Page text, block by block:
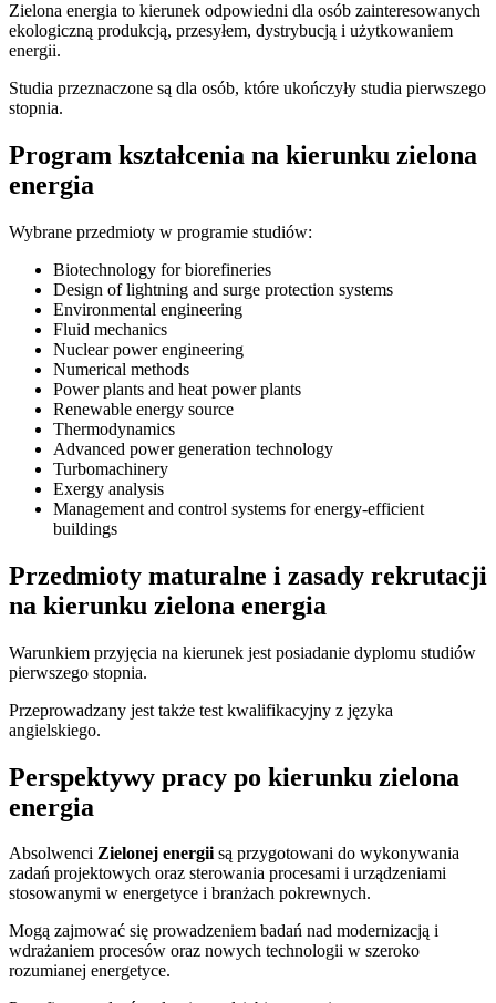
Zielona energia to kierunek odpowiedni dla osób zainteresowanych
ekologiczną produkcją, przesyłem, dystrybucją i użytkowaniem
energii.
Studia przeznaczone są dla osób, które ukończyły studia pierwszego
stopnia.
Program kształcenia na kierunku zielona
energia
Wybrane przedmioty w programie studiów:
Biotechnology for biorefineries
Design of lightning and surge protection systems
Environmental engineering
Fluid mechanics
Nuclear power engineering
Numerical methods
Power plants and heat power plants
Renewable energy source
Thermodynamics
Advanced power generation technology
Turbomachinery
Exergy analysis
Management and control systems for energy-efficient
buildings
Przedmioty maturalne i zasady rekrutacji
na kierunku zielona energia
Warunkiem przyjęcia na kierunek jest posiadanie dyplomu studiów
pierwszego stopnia.
Przeprowadzany jest także test kwalifikacyjny z języka
angielskiego.
Perspektywy pracy po kierunku zielona
energia
Absolwenci Zielonej energiisą przygotowani do wykonywania
zadań projektowych oraz sterowania procesami i urządzeniami
stosowanymi w energetyce i branżach pokrewnych.
Mogą zajmować się prowadzeniem badań nad modernizacją i
wdrażaniem procesów oraz nowych technologii w szeroko
rozumianej energetyce.